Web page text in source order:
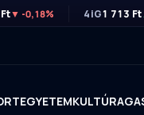
▼ -0,18% 4iG1 713 Ft
EGYETEMKULTÚRA